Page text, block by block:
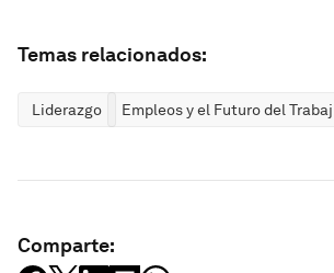
Temas relacionados:
Liderazgo Empleos y el Futuro del Trabajo
Comparte: